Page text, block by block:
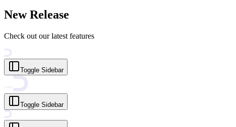
New Release
Check out our latest features
Toggle Sidebar
Toggle Sidebar